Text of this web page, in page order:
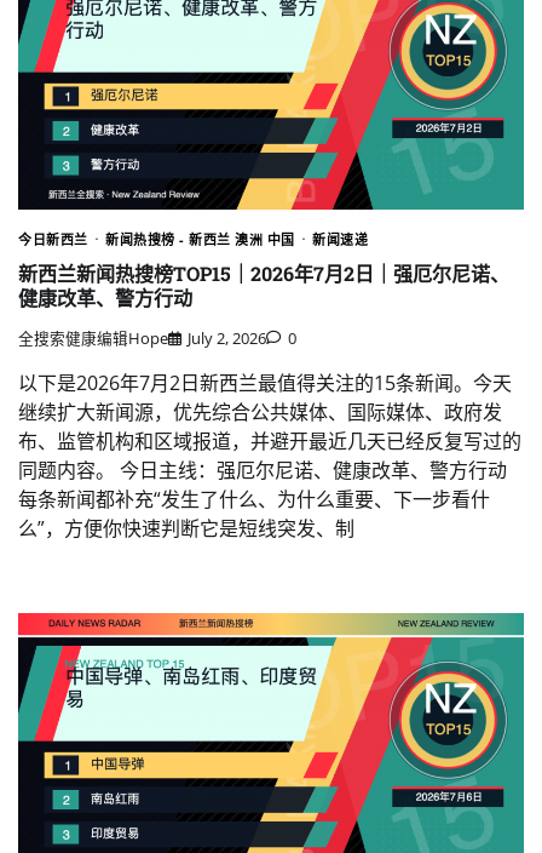
今日新西兰 新闻热搜榜 - 新西兰 澳洲 中国 新闻速递
新西兰新闻热搜榜TOP15｜2026年7月2日｜强厄尔尼诺、
健康改革、警方行动
全搜索健康编辑Hope July 2, 2026 0
以下是2026年7月2日新西兰最值得关注的15条新闻。今天
继续扩大新闻源，优先综合公共媒体、国际媒体、政府发
布、监管机构和区域报道，并避开最近几天已经反复写过的
同题内容。 今日主线：强厄尔尼诺、健康改革、警方行动
每条新闻都补充“发生了什么、为什么重要、下一步看什
么”，方便你快速判断它是短线突发、制